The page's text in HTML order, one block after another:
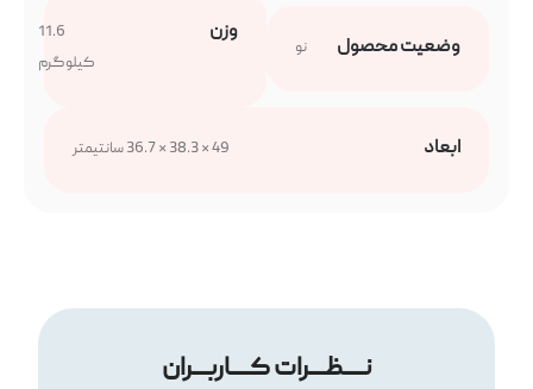
وضعیت محصول نو
وزن
11.6
کیلوگرم
ابعاد 49 × 38.3 × 36.7 سانتیمتر
نــــظـــرات کــــاربـــران